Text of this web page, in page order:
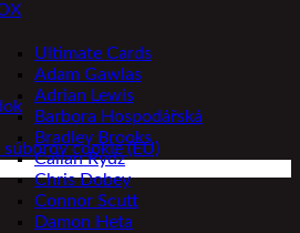
Ultimate Cards
Adam Gawlas
Adrian Lewis
Barbora Hospodářská
Bradley Brooks
Callan Rydz
Chris Dobey
Connor Scutt
Damon Heta
cookie (EÚ)